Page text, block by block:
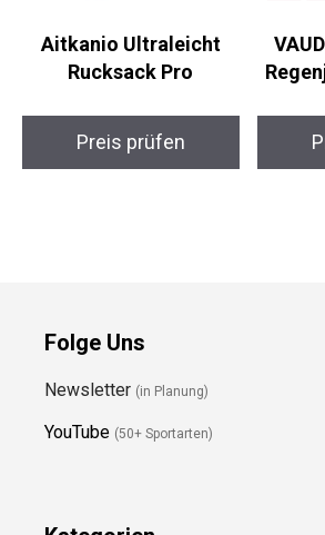
Aitkanio Ultraleicht
Preis prüfen
Newsletter